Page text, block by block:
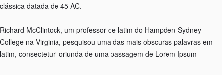
clássica datada de 45 AC.
Richard McClintock, um professor de latim do Hampden-Sydney
College na Virginia, pesquisou uma das mais obscuras palavras em
latim, consectetur, oriunda de uma passagem de Lorem Ipsum